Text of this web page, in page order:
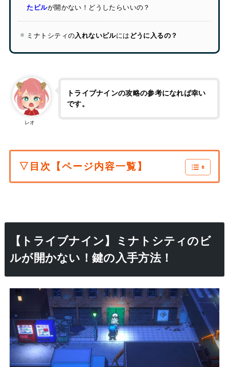
たビルが開かない！どうしたらいいの？
ミナトシティの入れないビルには どうに入るの？
レオ
トライブナインの攻略の参考になれば幸い
です。
▽目次【ページ内容一覧】
【トライブナイン】ミナトシティのビ
ルが開かない！鍵の入手方法！